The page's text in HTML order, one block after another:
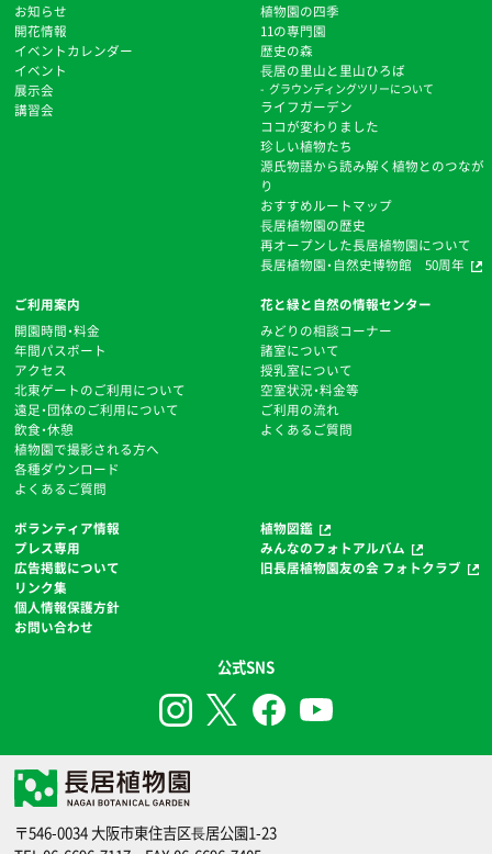
お知らせ
開花情報
イベントカレンダー
イベント
展示会
講習会
植物園の四季
11の専門園
歴史の森
⻑居の里山と里山ひろば
グラウンディングツリーについて
ライフガーデン
ココが変わりました
珍しい植物たち
源氏物語から読み解く植物とのつなが
り
おすすめルートマップ
⻑居植物園の歴史
再オープンした長居植物園について
長居植物園・自然史博物館 50周年
ご利用案内
開園時間・料金
年間パスポート
アクセス
北東ゲートのご利用について
遠足・団体のご利用について
飲食・休憩
植物園で撮影される方へ
各種ダウンロード
よくあるご質問
花と緑と自然の情報センター
みどりの相談コーナー
諸室について
授乳室について
空室状況・料金等
ご利用の流れ
よくあるご質問
ボランティア情報
プレス専用
広告掲載について
リンク集
個人情報保護方針
お問い合わせ
植物図鑑
みんなのフォトアルバム
旧長居植物園友の会 フォトクラブ
公式SNS
〒546-0034 大阪市東住吉区⻑居公園1-23